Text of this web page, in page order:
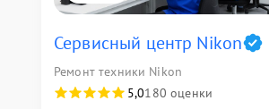
Сервисный центр Nikon
Ремонт техники Nikon
5,0180 оценки